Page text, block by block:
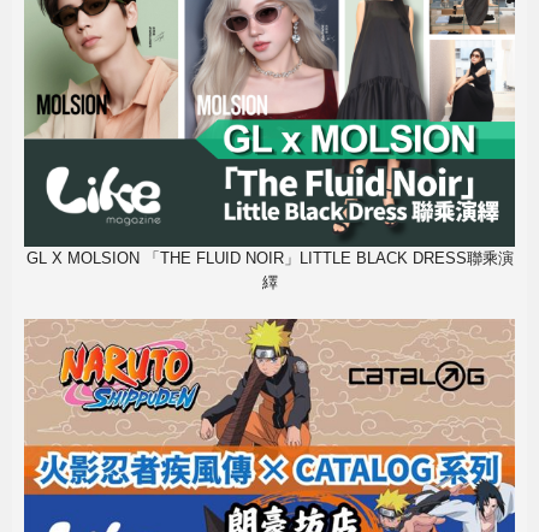
GL X MOLSION 「THE FLUID NOIR」LITTLE BLACK DRESS聯乘演
繹